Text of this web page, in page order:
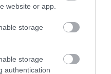
website or app.
storage
storage
authentication
idő alatt elvégezhető
a néhány hónap alatt
iránt
a gyorsan pénzre váltható